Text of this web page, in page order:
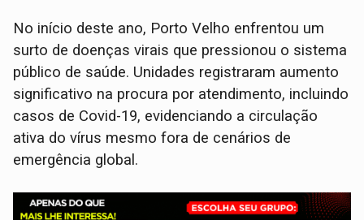
No início deste ano, Porto Velho enfrentou um
surto de doenças virais que pressionou o sistema
público de saúde. Unidades registraram aumento
significativo na procura por atendimento, incluindo
casos de Covid-19, evidenciando a circulação
ativa do vírus mesmo fora de cenários de
emergência global.